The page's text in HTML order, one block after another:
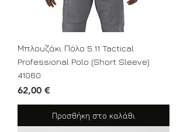
Μπλουζάκι Πόλο 5.11 Tactical
Professional Polo (Short Sleeve)
41060
Τιμή
62,00 €
Προσθήκη στο καλάθι